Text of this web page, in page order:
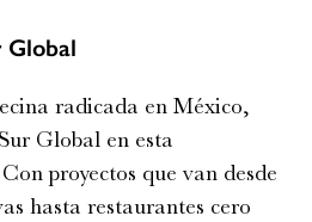
Global
radicada en México,
Global en esta
proyectos que van desde
hasta restaurantes cero